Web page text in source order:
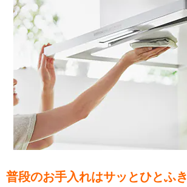
普段のお手入れはサッとひとふき